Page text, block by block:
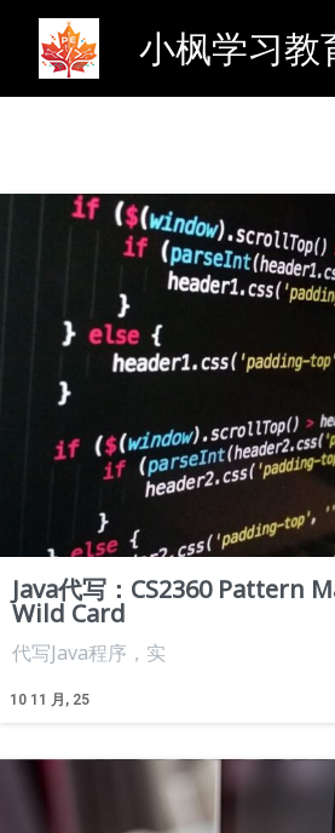
小枫学习教
Java代写：CS2360 Pattern
Wild Card
10 11 月, 25
代写Java程序，实